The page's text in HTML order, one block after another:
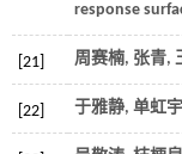
response
[21] 周赛楠, 张青,
[22] 于雅静, 单虹